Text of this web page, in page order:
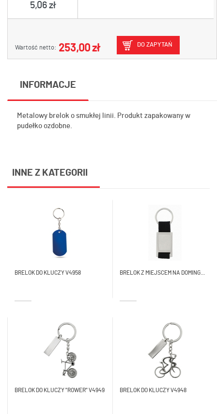
5,06 zł
Wartość netto: 253,00 zł DO ZAPYTAŃ
INFORMACJE
Metalowy brelok o smukłej linii. Produkt zapakowany w
pudełko ozdobne.
INNE Z KATEGORII
BRELOK DO KLUCZY V4958 BRELOK Z MIEJSCEM NA DOMING...
BRELOK DO KLUCZY "ROWER" V4949 BRELOK DO KLUCZY V4948